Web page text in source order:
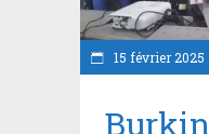
15 février 2025